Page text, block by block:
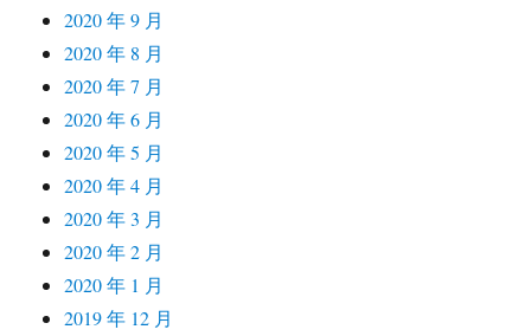
2020 年 9 月
2020 年 8 月
2020 年 7 月
2020 年 6 月
2020 年 5 月
2020 年 4 月
2020 年 3 月
2020 年 2 月
2020 年 1 月
2019 年 12 月